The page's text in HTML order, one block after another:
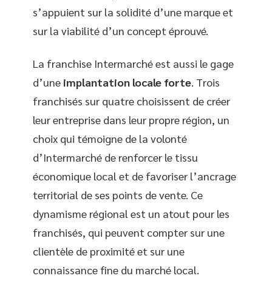
s’appuient sur la solidité d’une marque et
sur la viabilité d’un concept éprouvé.
La franchise Intermarché est aussi le gage
d’une implantation locale forte . Trois
franchisés sur quatre choisissent de créer
leur entreprise dans leur propre région, un
choix qui témoigne de la volonté
d’Intermarché de renforcer le tissu
économique local et de favoriser l’ancrage
territorial de ses points de vente. Ce
dynamisme régional est un atout pour les
franchisés, qui peuvent compter sur une
clientèle de proximité et sur une
connaissance fine du marché local.